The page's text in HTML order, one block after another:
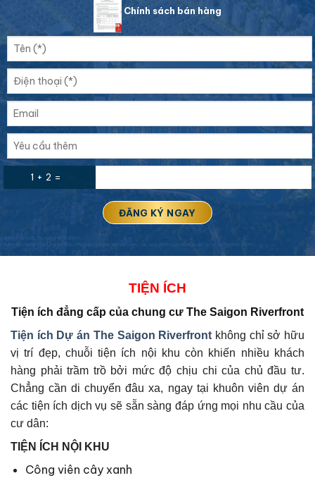
Chính sách bán hàng
1 + 2 =
TIỆN ÍCH
Tiện ích đẳng cấp của chung cư The Saigon Riverfront
Tiện ích Dự án The Saigon Riverfront không chỉ sở hữu
vị trí đẹp, chuỗi tiện ích nội khu còn khiến nhiều khách
hàng phải trầm trồ bởi mức độ chịu chi của chủ đầu tư.
Chẳng cần di chuyển đâu xa, ngay tại khuôn viên dự án
các tiện ích dịch vụ sẽ sẵn sàng đáp ứng mọi nhu cầu của
cư dân:
TIỆN ÍCH NỘI KHU
Công viên cây xanh